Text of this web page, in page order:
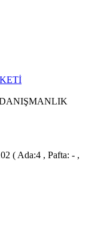
( Ada:4 , Pafta: - ,